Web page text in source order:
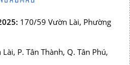
170/59 Vườn Lài, Phường
P. Tân Thành, Q. Tân Phú,